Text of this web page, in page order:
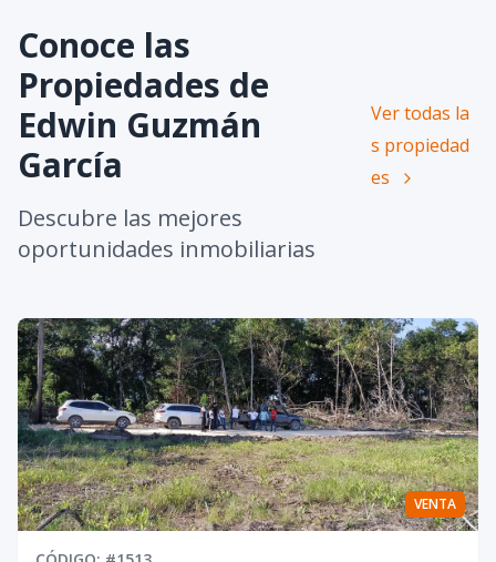
Conoce las
Propiedades de
Edwin Guzmán
García
Descubre las mejores
oportunidades inmobiliarias
Ver todas la
s propiedad
es
VENTA